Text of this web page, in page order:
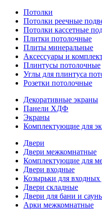
Потолки
Потолки реечные
Потолки кассетные
Плитки потолочные
Плиты минеральные
Аксессуары и
Плинтусы потолочные
Углы для плинтуса
Розетки потолочные
Декоративные экраны
Панели ХДФ
Экраны
Комплектующие для
Двери
Двери межкомнатные
Комплектующие для
Двери входные
Козырьки для входных
Двери складные
Двери для бани и
Арки межкомнатные